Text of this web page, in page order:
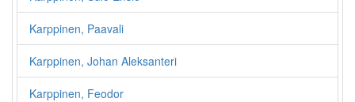
Karppinen, Paavali
Karppinen, Johan Aleksanteri
Karppinen, Feodor